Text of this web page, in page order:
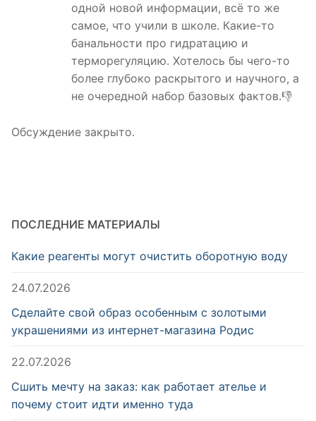
одной новой информации, всё то же
самое, что учили в школе. Какие-то
банальности про гидратацию и
терморегуляцию. Хотелось бы чего-то
более глубоко раскрытого и научного, а
не очередной набор базовых фактов.👎
Обсуждение закрыто.
ПОСЛЕДНИЕ МАТЕРИАЛЫ
Какие реагенты могут очистить оборотную воду
24.07.2026
Сделайте свой образ особенным с золотыми
украшениями из интернет-магазина Родис
22.07.2026
Сшить мечту на заказ: как работает ателье и
почему стоит идти именно туда